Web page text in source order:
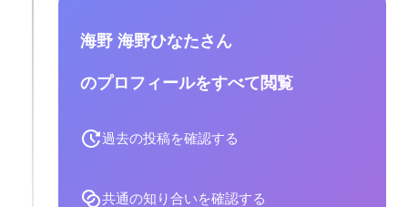
海野 海野ひなたさん
のプロフィールをすべて閲覧
過去の投稿を確認する
共通の知り合いを確認する